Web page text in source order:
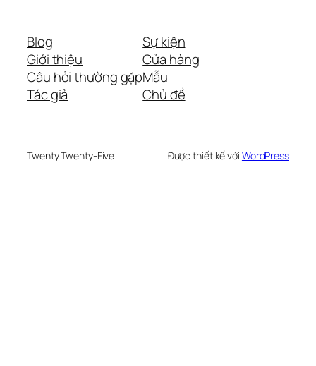
Blog
Giới thiệu
Câu hỏi thường gặp
Tác giả
Sự kiện
Cửa hàng
Mẫu
Chủ đề
Twenty Twenty-Five Được thiết kế với WordPress